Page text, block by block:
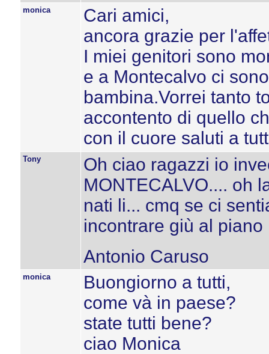
monica
Cari amici,
ancora grazie per
I miei genitori sono
e a Montecalvo ci
bambina.Vorrei tanto
accontento di quello
con il cuore saluti a
Tony
Oh ciao ragazzi io
MONTECALVO.... oh
nati li... cmq se ci
incontrare giù al
Antonio Caruso
monica
Buongiorno a tutti,
come và in paese?
state tutti bene?
ciao Monica